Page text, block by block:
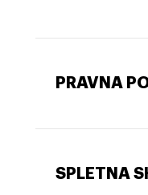
PRAVNA
SPLETNA